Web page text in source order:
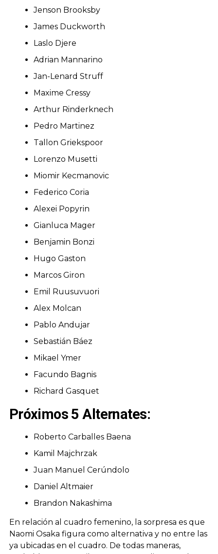
Jenson Brooksby
James Duckworth
Laslo Djere
Adrian Mannarino
Jan-Lenard Struff
Maxime Cressy
Arthur Rinderknech
Pedro Martinez
Tallon Griekspoor
Lorenzo Musetti
Miomir Kecmanovic
Federico Coria
Alexei Popyrin
Gianluca Mager
Benjamin Bonzi
Hugo Gaston
Marcos Giron
Emil Ruusuvuori
Alex Molcan
Pablo Andujar
Sebastián Báez
Mikael Ymer
Facundo Bagnis
Richard Gasquet
Próximos 5 Alternates:
Roberto Carballes Baena
Kamil Majchrzak
Juan Manuel Cerúndolo
Daniel Altmaier
Brandon Nakashima
En relación al cuadro femenino, la sorpresa es que
Naomi Osaka figura como alternativa y no entre las
ya ubicadas en el cuadro. De todas maneras,